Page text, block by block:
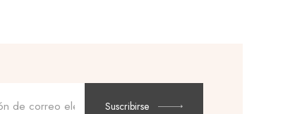
de
Suscribirse